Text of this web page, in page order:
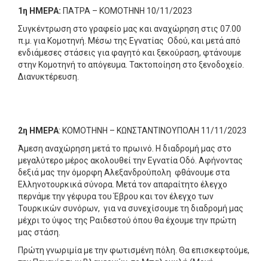
1η ΗΜΕΡΑ: ΠΑΤΡΑ – ΚΟΜΟΤΗΝΗ 10/11/2023
Συγκέντρωση στο γραφείο μας και αναχώρηση στις 07.00
π.μ. για Κομοτηνή. Μέσω της Εγνατίας Οδού, και μετά από
ενδιάμεσες στάσεις για φαγητό και ξεκούραση, φτάνουμε
στην Κομοτηνή το απόγευμα. Τακτοποίηση στο ξενοδοχείο.
Διανυκτέρευση.
2η ΗΜΕΡΑ: ΚΟΜΟΤΗΝΗ – ΚΩΝΣΤΑΝΤΙΝΟΥΠΟΛΗ 11/11/2023
Άμεση αναχώρηση μετά το πρωινό. Η διαδρομή μας στο
μεγαλύτερο μέρος ακολουθεί την Εγνατία Οδό. Αφήνοντας
δεξιά μας την όμορφη Αλεξανδρούπολη φθάνουμε στα
Ελληνοτουρκικά σύνορα. Μετά τον απαραίτητο έλεγχο
περνάμε την γέφυρα του Έβρου και τον έλεγχο των
Τουρκικών συνόρων, για να συνεχίσουμε τη διαδρομή μας
μέχρι το ύψος της Ραιδεστού όπου θα έχουμε την πρώτη
μας στάση.
Πρώτη γνωριμία με την φωτισμένη πόλη. Θα επισκεφτούμε,